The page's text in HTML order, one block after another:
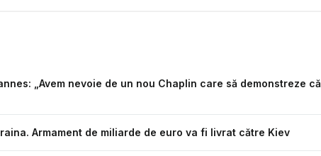
„Avem nevoie de un nou Chaplin care să demonstreze că
Armament de miliarde de euro va fi livrat către Kiev